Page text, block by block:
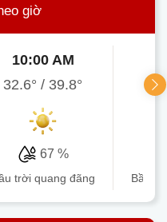
giờ
10:00 AM
32.6°/ 39.8°
67 %
trời quang đãng bầu